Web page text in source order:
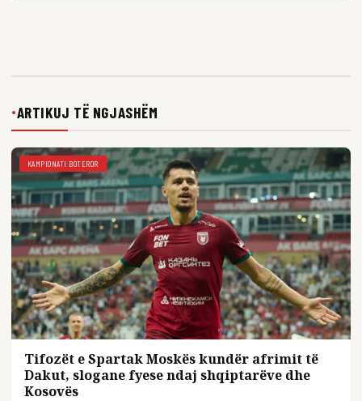
●ARTIKUJ TË NGJASHËM
KAMPIONATI BOTEROR
Tifozët e Spartak Moskës kundër afrimit të
Dakut, slogane fyese ndaj shqiptarëve dhe
Kosovës